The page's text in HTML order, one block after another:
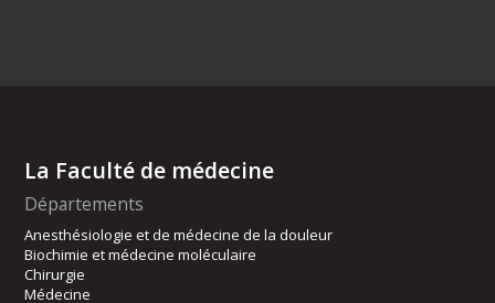
La Faculté de médecine
Départements
Anesthésiologie et de médecine de la douleur
Biochimie et médecine moléculaire
Chirurgie
Médecine